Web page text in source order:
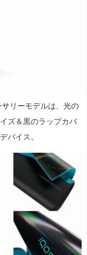
リーモデルは、光の
ズ＆黒のラップカバ
バイス。